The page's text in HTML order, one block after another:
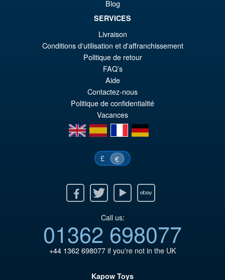
Figure ( New Sculpt )
PRÉ COMMANDE
Blog
SERVICES
Livraison
Conditions d'utilisation et d'affranchissement
Politique de retour
FAQ’s
Aide
Contactez-nous
Politique de confidentialité
Vacances
en
es fr de
£ €
Twitter Youtube Ebay
Call us:
01362 698077
+44 1362 698077if you're not in the UK
Kapow Toys